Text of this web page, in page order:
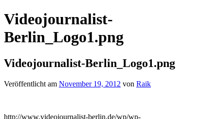
Videojournalist-
Berlin_Logo1.png
Videojournalist-Berlin_Logo1.png
Veröffentlicht am November 19, 2012 von Raik
http://www.videojournalist-berlin.de/wp/wp-